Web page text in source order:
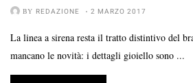
BY REDAZIONE 2 MARZO 2017
La linea a sirena resta il tratto distintivo del
mancano le novità: i dettagli gioiello sono ...